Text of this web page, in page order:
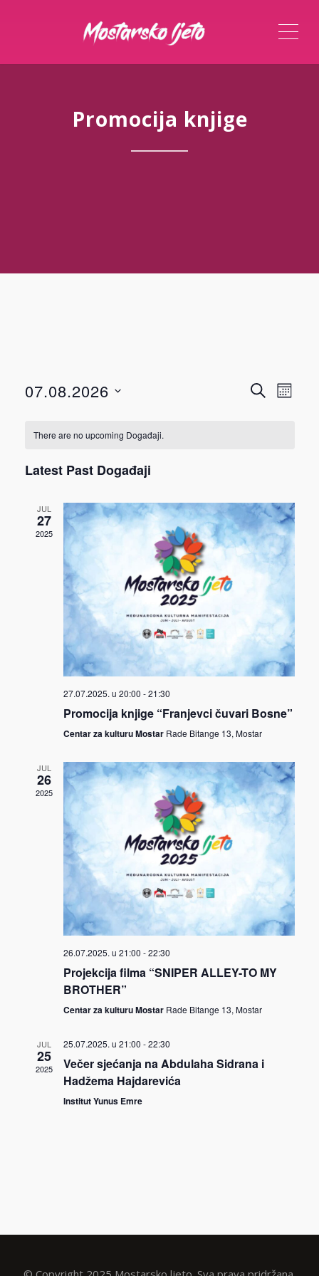
Promocija knjige
TRAŽIMJESEC
07.08.2026
date.
There are no upcoming Događaji.
Latest Past Događaji
JUL
27
2025
27.07.2025. u 20:00 -21:30
Promocija knjige “Franjevci čuvari Bosne”
Centar za kulturu Mostar Rade Bitange 13, Mostar
JUL
26
2025
26.07.2025. u 21:00 -22:30
Projekcija filma “SNIPER ALLEY-TO MY
BROTHER”
Centar za kulturu Mostar Rade Bitange 13, Mostar
JUL
25
2025
25.07.2025. u 21:00 -22:30
Večer sjećanja na Abdulaha Sidrana i
Hadžema Hajdarevića
Institut Yunus Emre